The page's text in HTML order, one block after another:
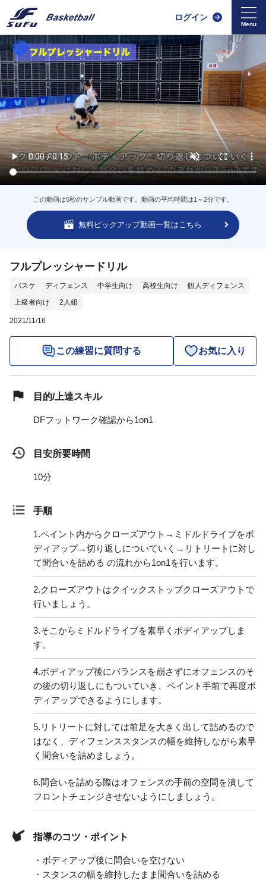
ログイン
この動画は5秒のサンプル動画です。動画の平均時間は1～2分です。
無料ピックアップ動画一覧はこちら
フルプレッシャードリル
バスケ ディフェンス 中学生向け 高校生向け
個人ディフェンス
上級者向け
2人組
2021/11/16
この練習に質問する お気に入り
目的/上達スキル
DFフットワーク確認から1on1
目安所要時間
10分
手順
1.ペイント内からクローズアウト→ミドルドライブをボ
ディアップ→切り返しについていく→リトリートに対し
て間合いを詰める の流れから1on1を行います。
2.クローズアウトはクイックストップクローズアウトで
行いましょう。
3.そこからミドルドライブを素早くボディアップしま
す。
4.ボディアップ後にバランスを崩さずにオフェンスのそ
の後の切り返しにもついていき、ペイント手前で再度ボ
ディアップできるようにします。
5. リトリートに対しては前足を大きく出して詰めるので
はなく、ディフェンススタンスの幅を維持しながら素早
く間合いを詰めましょう。
6.間合いを詰める際はオフェンスの手前の空間を潰して
フロントチェンジさせないようにしましょう。
指導のコツ・ポイント
・ボディアップ後に間合いを空けない
・スタンスの幅を維持したまま間合いを詰める